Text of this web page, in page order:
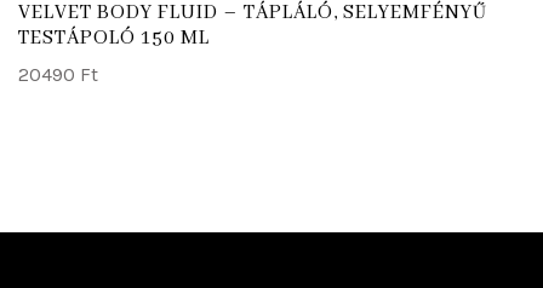
VELVET BODY FLUID – TÁPLÁLÓ, SELYEMFÉNYŰ
TESTÁPOLÓ 150 ML
20490 Ft